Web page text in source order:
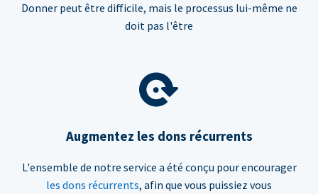
Donner peut être difficile, mais le processus lui-même ne
doit pas l'être
Augmentez les dons récurrents
L'ensemble de notre service a été conçu pour encourager
les dons récurrents, afin que vous puissiez vous